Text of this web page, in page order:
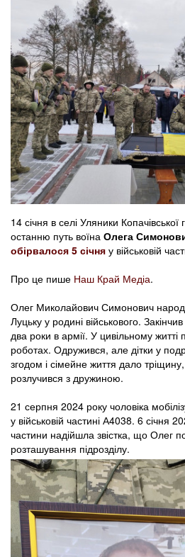
14 січня в селі Уляники
останню путь воїна Олега
обірвалося 5 січня у військовій
Про це пише Наш Край Медіа.
Олег Миколайович Симонович
Луцьку у родині військового.
два роки в армії. У цивільному
роботах. Одружився, але дітки у
згодом і сімейне життя дало
розлучився з дружиною.
21 серпня 2024 року чоловіка
у військовій частині А4038. 6 січня
частини надійшла звістка, що Олег
розташування підрозділу.